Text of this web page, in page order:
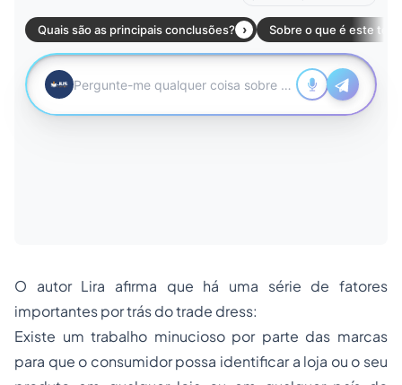
O autor Lira afirma que há uma série de fatores
importantes por trás do trade dress:
Existe um trabalho minucioso por parte das marcas
para que o consumidor possa identificar a loja ou o seu